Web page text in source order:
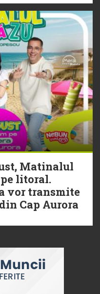
Matinalul
pe litoral.
vor transmite
Cap Aurora